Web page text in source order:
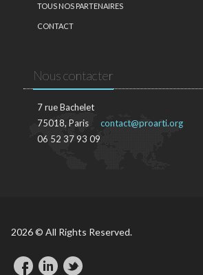
TOUS NOS PARTENAIRES
CONTACT
Nous contacter
7 rue Bachelet
75018, Paris
06 52 37 93 09
contact@proarti.org
2026 © All Rights Reserved.